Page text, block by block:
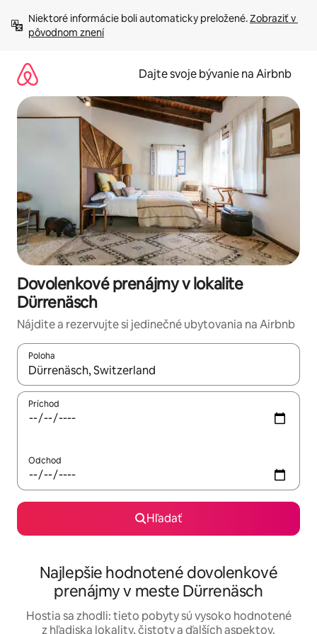
obsah.
Niektoré informácie boli automaticky preložené. Zobraziť v
pôvodnom znení
Dajte svoje bývanie na Airbnb
Dovolenkové prenájmy v lokalite
Dürrenäsch
Nájdite a rezervujte si jedinečné ubytovania na Airbnb
Poloha
Keď budú výsledky k dispozícii, môžete si ich prechádzať
Príchod
Odchod
Hľadať
Najlepšie hodnotené dovolenkové
prenájmy v meste Dürrenäsch
Hostia sa zhodli: tieto pobyty sú vysoko hodnotené
z hľadiska lokality, čistoty a ďalších aspektov.